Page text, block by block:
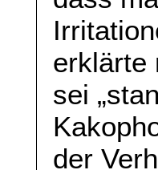
erklärte
sei
der